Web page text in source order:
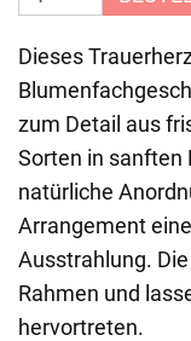
Dieses
zum Detail aus
Sorten in sanften
natürliche
Arrangement
Ausstrahlung.
Rahmen und
hervortreten.